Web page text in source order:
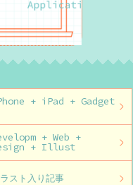
+ iPad + Gadget
+ Web +
+ Illust
スト入り記事